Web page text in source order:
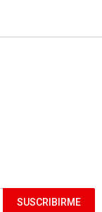
SUSCRIBIRME